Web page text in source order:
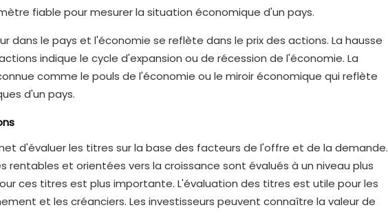
fiable pour mesurer la situation économique d'un pays.
dans le pays et l'économie se reflète dans le prix des actions. La hausse
indique le cycle d'expansion ou de récession de l'économie. La
comme le pouls de l'économie ou le miroir économique qui reflète
d'un pays.
d'évaluer les titres sur la base des facteurs de l'offre et de la demande.
rentables et orientées vers la croissance sont évalués à un niveau plus
ces titres est plus importante. L'évaluation des titres est utile pour les
et les créanciers. Les investisseurs peuvent connaître la valeur de